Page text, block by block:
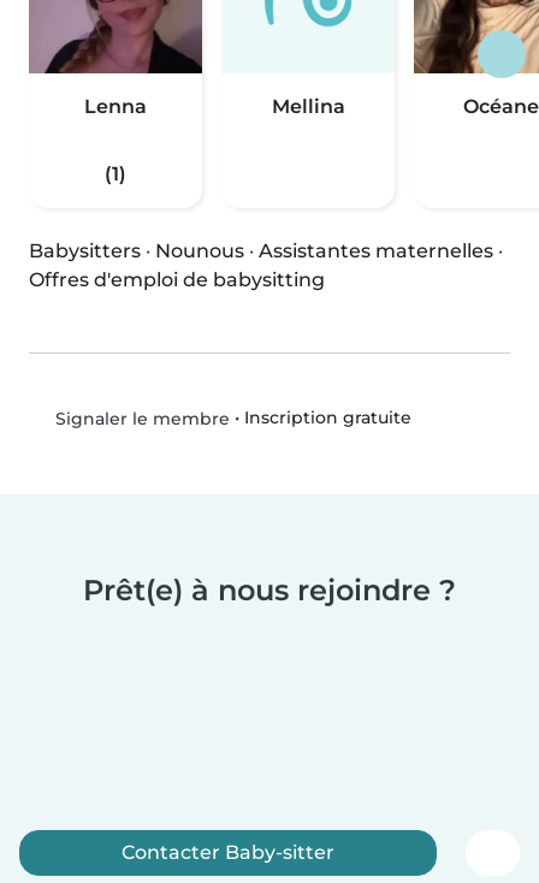
Lenna
(1)
Mellina Océane
Babysitters · Nounous · Assistantes maternelles ·
Offres d'emploi de babysitting
Signaler le membre • Inscription gratuite
Prêt(e) à nous rejoindre ?
Contacter Baby-sitter